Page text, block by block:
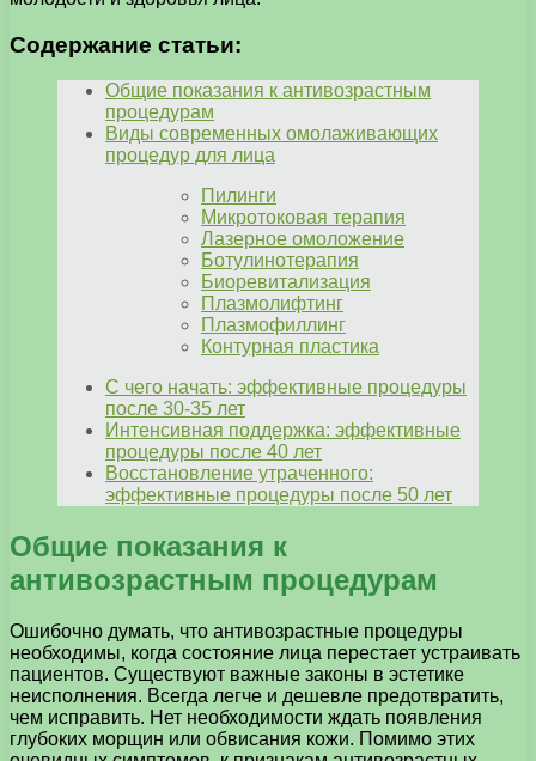
Содержание статьи:
Общие показания к антивозрастным
процедурам
Виды современных омолаживающих
процедур для лица
Пилинги
Микротоковая терапия
Лазерное омоложение
Ботулинотерапия
Биоревитализация
Плазмолифтинг
Плазмофиллинг
Контурная пластика
С чего начать: эффективные процедуры
после 30-35 лет
Интенсивная поддержка: эффективные
процедуры после 40 лет
Восстановление утраченного:
эффективные процедуры после 50 лет
Общие показания к
антивозрастным процедурам
Ошибочно думать, что антивозрастные процедуры
необходимы, когда состояние лица перестает устраивать
пациентов. Существуют важные законы в эстетике
неисполнения. Всегда легче и дешевле предотвратить,
чем исправить. Нет необходимости ждать появления
глубоких морщин или обвисания кожи. Помимо этих